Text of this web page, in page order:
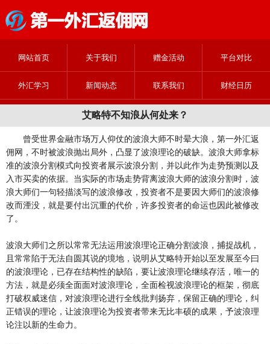
网站首页 关于我们 赠金活动 平台对比
外汇学习 新闻动态 联系我们 财经日历
艾略特不知浪从何处来？
曾受世界金融市场万人仰仗的波浪大师不时晕大浪，第一外汇返
佣网，不时被波浪抛出局外，凸显了波浪理论的破缺。波浪大师拿标
准的波浪分割模式向投资者展示波浪分割，并以此作为走势预测以及
入市买卖的依据。当实际的市场走势背离波浪大师的波浪分割时，波
浪大师们一句轻描淡写的波浪修改，投资者不是要因大师们的波浪修
改而湮没，就是要付出沉重的代价，许多投资者的命运也因此被修改
了。
波浪大师们之所以常常无法运用波浪理论正确分割波浪，捕捉战机，
且常常陷于无法自圆其说的境地，说明从艾略特开始以至发展至今曰
的波浪理论，已存在结构性的缺陷，要让波浪理论继续存活，唯一的
方法，就是必须全面面对波浪理论，全面检视波浪理论的框架，彻底
打破权威迷信，对波浪理论进行全线批判扬弃，保留正确的理论，纠
正错误的理论，让波浪理论为投资者带来无比丰硕的成果，予波浪理
论注以新的生命力。